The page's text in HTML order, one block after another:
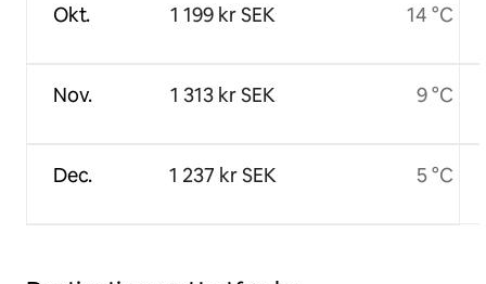
Okt.
Nov.
Dec.
1 199 kr SEK
1 313 kr SEK
1 237 kr SEK
14 °C
9 °C
5 °C